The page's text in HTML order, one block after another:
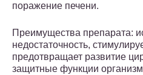
поражение печени.
Преимущества препарата:
недостаточность,
предотвращает развитие
защитные функции